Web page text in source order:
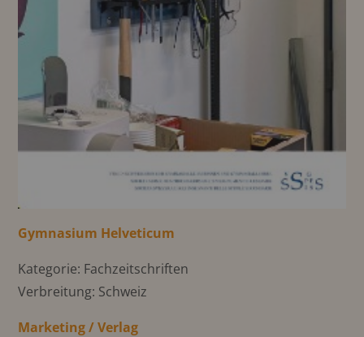
Gymnasium Helveticum
Kategorie: Fachzeitschriften
Verbreitung: Schweiz
Marketing / Verlag